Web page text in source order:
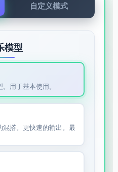
自定义模式
模型
用于基本使用。
混搭。更快速的输出。最